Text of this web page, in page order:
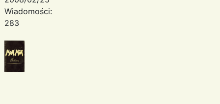
Wiadomości:
283